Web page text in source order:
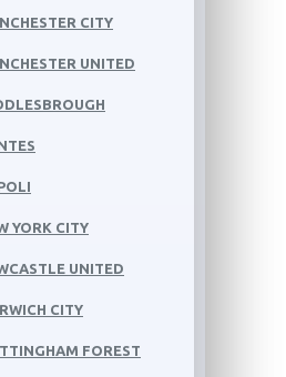
CITY
UNITED
YORK CITY
UNITED
CITY
FOREST